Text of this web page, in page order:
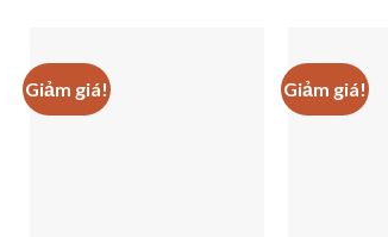
Giảm giá! Giảm giá!